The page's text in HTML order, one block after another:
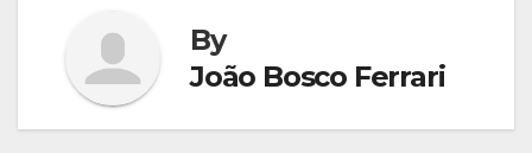
By
João Bosco Ferrari